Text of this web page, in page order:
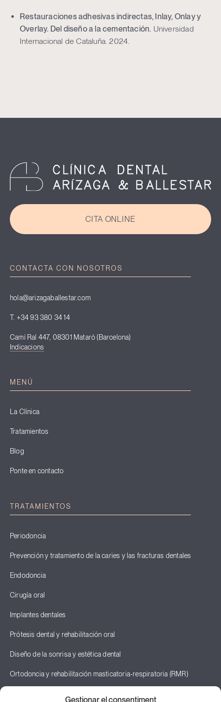
Gestionar el consentiment
Restauraciones adhesivas indirectas, Inlay, Onlay y
Overlay. Del diseño a la cementación. Universidad
Internacional de Cataluña. 2024.
CITA ONLINE
CONTACTA CON NOSOTROS
hola@arizagaballestar.com
T. +34 93 380 34 14
Camí Ral 447, 08301 Mataró (Barcelona)
Indicacions
MENÚ
La Clínica
Tratamientos
Blog
Ponte en contacto
TRATAMIENTOS
Periodoncia
Prevención y tratamiento de la caries y las fracturas dentales
Endodoncia
Cirugía oral
Implantes dentales
Prótesis dental y rehabilitación oral
Diseño de la sonrisa y estética dental
Ortodoncia y rehabilitación masticatoria-respiratoria (RMR)